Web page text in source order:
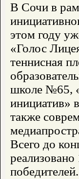
В Сочи в
этом году
«Голос
теннисная
школе №65,
также
Всего до
победителей.